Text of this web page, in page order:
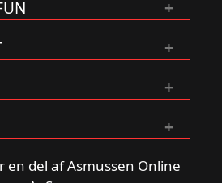
en del af Asmussen Online